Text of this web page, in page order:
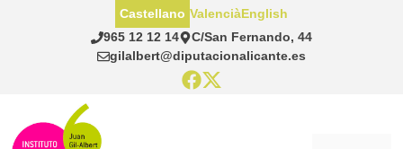
965 12 12 14
C/San Fernando, 44
gilalbert@diputacionalicante.es
Castellano ValenciàEnglish